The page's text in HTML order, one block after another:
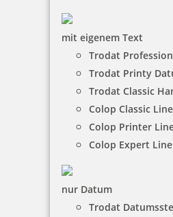
mit eigenem Text
Trodat
Trodat Printy
Trodat Classic
Colop Classic
Colop Printer
Colop Expert Line
nur Datum
Trodat
Jetzt gestalten